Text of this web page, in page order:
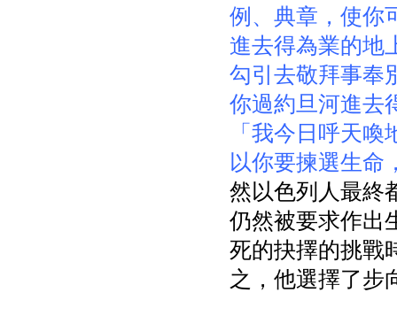
例、典章，使你
進去得為業的地
勾引去敬拜事奉
你過約旦河進去
「我今日呼天
以你要揀選生命
然以色列人最終
仍然被要求作出
死的抉擇的挑戰
之，他選擇了步